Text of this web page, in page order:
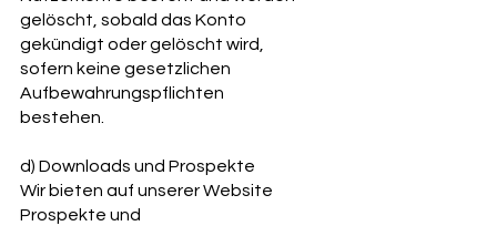
gelöscht, sobald das Konto
gekündigt oder gelöscht wird,
sofern keine gesetzlichen
Aufbewahrungspflichten
bestehen.
d) Downloads und Prospekte
Wir bieten auf unserer Website
Prospekte und